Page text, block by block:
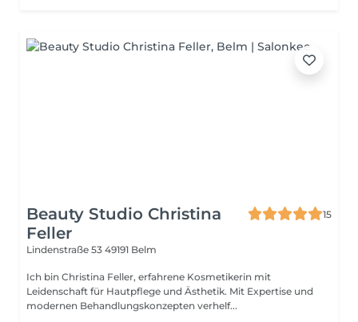
Beauty Studio Christina
Feller
15
Lindenstraße 53 49191 Belm
Ich bin Christina Feller, erfahrene Kosmetikerin mit
Leidenschaft für Hautpflege und Ästhetik. Mit Expertise und
modernen Behandlungskonzepten verhelf...